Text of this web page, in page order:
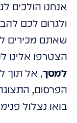
אנחנו הולכים
ולגרום לכם
שאתם מכירים
הצטרפו
למסך, אל תוך
הפרסום,
בואו נצלול